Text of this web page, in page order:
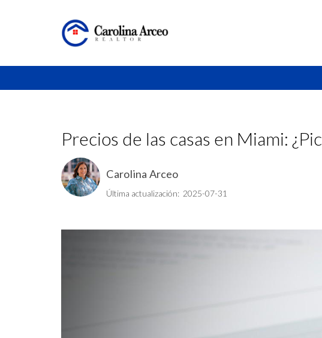
Precios de las casas en Miami:
Carolina Arceo
Última actualización: 2025-07-31